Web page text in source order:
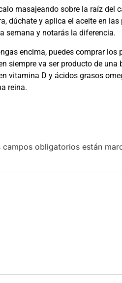
masajeando sobre la raíz del
dúchate y aplica el aceite en las
semana y notarás la diferencia.
encima, puedes comprar los
siempre va ser producto de una
vitamina D y ácidos grasos
reina.
campos obligatorios están